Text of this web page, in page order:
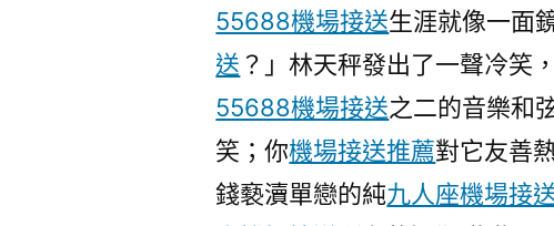
55688機場接送生涯就像一面
送 ？」林天秤發出了一聲冷笑
55688機場接送之二的音樂和
笑；你機場接送推薦對它友善
錢褻瀆單戀的純九人座機場接